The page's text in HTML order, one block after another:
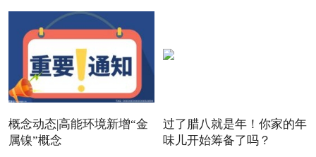
概念动态|高能环境新增“金
属镍”概念
过了腊八就是年！你家的年
味儿开始筹备了吗？